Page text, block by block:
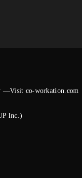
—Visit co-workation.com
Inc.)